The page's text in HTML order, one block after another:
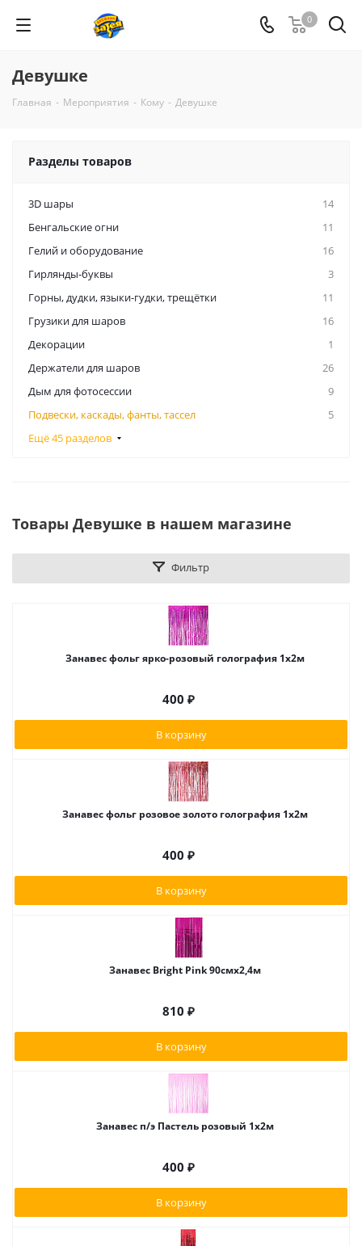
0
Девушке
Главная - Мероприятия - Кому - Девушке
Разделы товаров
3D шары
14
Бенгальские огни
11
Гелий и оборудование
16
Гирлянды-буквы
3
Горны, дудки, языки-гудки, трещётки
11
Грузики для шаров
16
Декорации
1
Держатели для шаров
26
Дым для фотосессии
9
Подвески, каскады, фанты, тассел
5
Ещё 45 разделов
Товары Девушке в нашем магазине
Фильтр
Занавес фольг ярко-розовый голография 1х2м
400 ₽
В корзину
Занавес фольг розовое золото голография 1х2м
400 ₽
В корзину
Занавес Bright Pink 90смх2,4м
810 ₽
В корзину
Занавес п/э Пастель розовый 1х2м
400 ₽
В корзину